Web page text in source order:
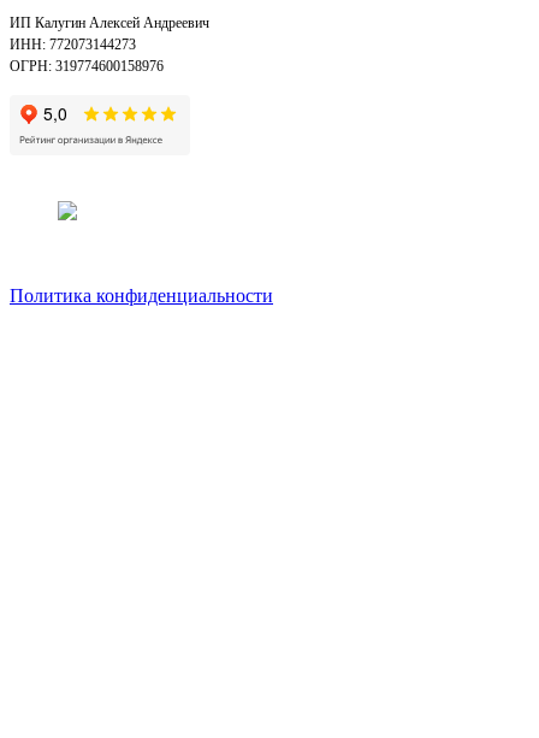
ИП Калугин Алексей Андреевич
ИНН: 772073144273
ОГРН: 319774600158976
Политика конфиденциальности